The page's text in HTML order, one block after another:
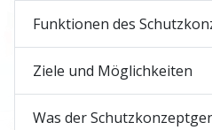
Funktionen des
Ziele und Möglichkeiten
Was der